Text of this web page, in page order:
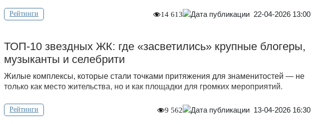
Рейтинги 14 613 22-04-2026 13:00
ТОП-10 звездных ЖК: где «засветились» крупные блогеры,
музыканты и селебрити
Жилые комплексы, которые стали точками притяжения для знаменитостей — не
только как место жительства, но и как площадки для громких мероприятий.
Рейтинги 9 562 13-04-2026 16:30